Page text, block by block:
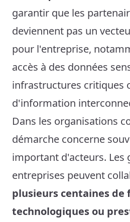
garantir que les
deviennent pas un
pour l'entreprise,
accès à des données
infrastructures critiques
d'information
Dans les organisations
démarche concerne
important d'acteurs. Les
entreprises peuvent
plusieurs centaines de
technologiques ou